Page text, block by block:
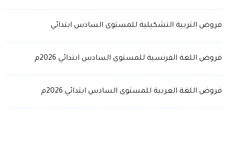
فروض التربية التشكيلية للمستوى السادس ابتدائي
فروض اللغة الفرنسية للمستوى السادس ابتدائي 2026م
فروض اللغة العربية للمستوى السادس ابتدائي 2026م